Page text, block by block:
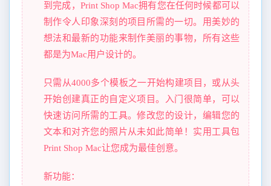
到完成，Print Shop Mac拥有您在任何时候都可以
制作令人印象深刻的项目所需的一切。用美妙的
想法和最新的功能来制作美丽的事物，所有这些
都是为Mac用户设计的。
只需从4000多个模板之一开始构建项目，或从头
开始创建真正的自定义项目。入门很简单，可以
快速访问所需的工具。修改您的设计，编辑您的
文本和对齐您的照片从未如此简单！实用工具包
Print Shop Mac让您成为最佳创意。
新功能：